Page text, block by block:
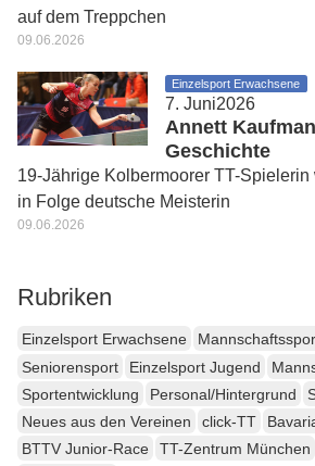
auf dem Treppchen
09.06.2026
Einzelsport Erwachsene
7. Juni2026
Annett
Geschichte
19-Jährige Kolbermoorer TT-Spielerin
in Folge deutsche Meisterin
09.06.2026
Rubriken
Einzelsport Erwachsene
Seniorensport
Einzelsport Jugend
Sportentwicklung
Personal/Hintergrund
Neues aus den Vereinen
click-TT
BTTV Junior-Race
TT-Zentrum München